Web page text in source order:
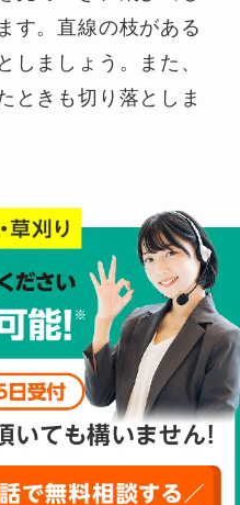
す。直線の枝がある
しましょう。また、
ときも切り落としま